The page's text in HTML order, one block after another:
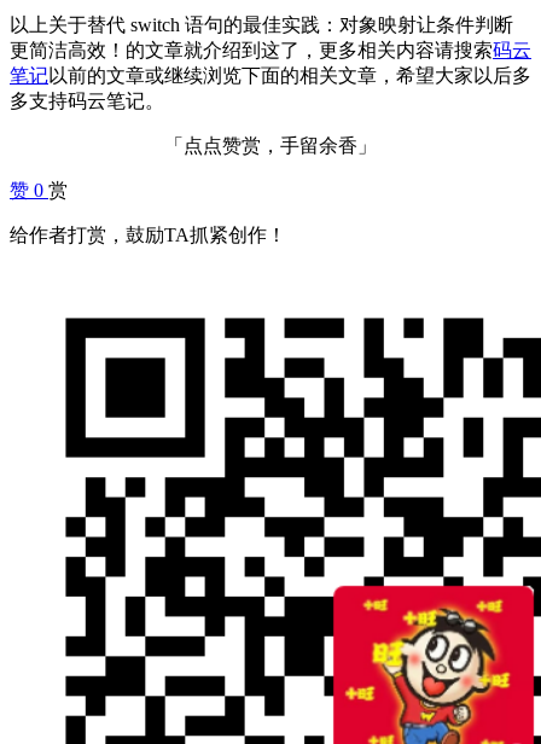
以上关于替代 switch 语句的最佳实践：对象映射让条件判断
更简洁高效！的文章就介绍到这了，更多相关内容请搜索码云
笔记以前的文章或继续浏览下面的相关文章，希望大家以后多
多支持码云笔记。
「点点赞赏，手留余香」
赞 0 赏
给作者打赏，鼓励TA抓紧创作！